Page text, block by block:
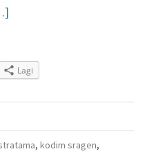
Lagi
, kodim sragen,